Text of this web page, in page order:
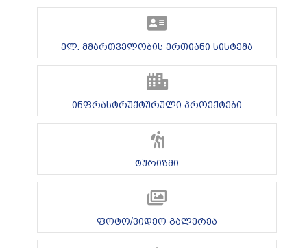
ელ. მმართველობის ერთიანი სისტემა
ინფრასტრუქტურული პროექტები
ტურიზმი
ფოტო/ვიდეო გალერეა